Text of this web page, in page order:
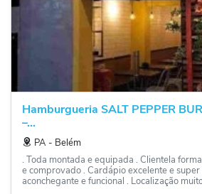
Hamburgueria SALT PEPPER
–...
PA ‐ Belém
. Toda montada e equipada . Clientela
e comprovado . Cardápio excelente e
aconchegante e funcional . Localização